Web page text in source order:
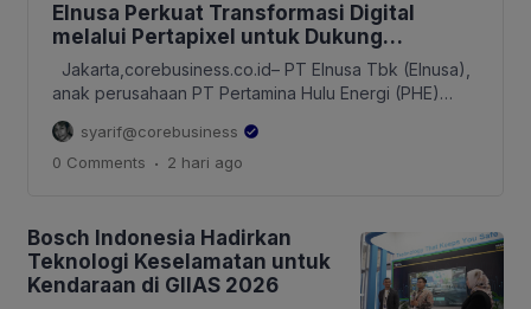
Elnusa Perkuat Transformasi Digital
melalui Pertapixel untuk Dukung
Pengelolaan Aset Berbasis Data
Jakarta,corebusiness.co.id– PT Elnusa Tbk (Elnusa),
anak perusahaan PT Pertamina Hulu Energi (PHE)
terus memperkuat transformasi digital dan
pengembangan bisnis berbasis teknologi sebagai
bagian dari upaya menghadirkan solusi yang semakin
digital geospasial yang menghadirkan solusi
pemetaan, inspeksi aset, hingga pengelolaan data
spasial secara […]
syarif@corebusiness
0 Comments . 2 hari ago
Bosch Indonesia Hadirkan
Teknologi Keselamatan untuk
Kendaraan di GIIAS 2026